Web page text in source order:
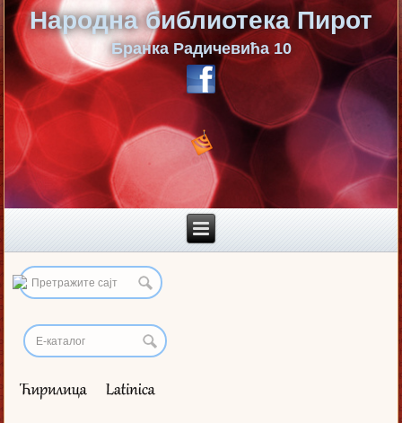
Народна библиотека Пирот
Бранка Радичевића 10